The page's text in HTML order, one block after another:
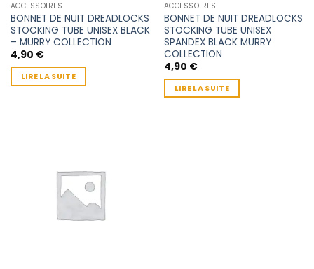
ACCESSOIRES
BONNET DE NUIT DREADLOCKS
STOCKING TUBE UNISEX BLACK
– MURRY COLLECTION
4,90 €
LIRE LA SUITE
ACCESSOIRES
BONNET DE NUIT DREADLOCKS
STOCKING TUBE UNISEX
SPANDEX BLACK MURRY
COLLECTION
4,90 €
LIRE LA SUITE